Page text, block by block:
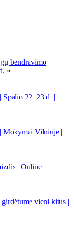
bendravimo
»
22–23 d. |
Mokymai Vilniuje |
| Online |
vieni kitus |